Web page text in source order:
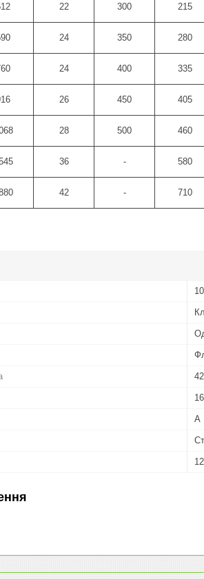
22 300 215
24 350 280
24 400 335
26 450 405
28 500 460
36 - 580
42 - 710
А